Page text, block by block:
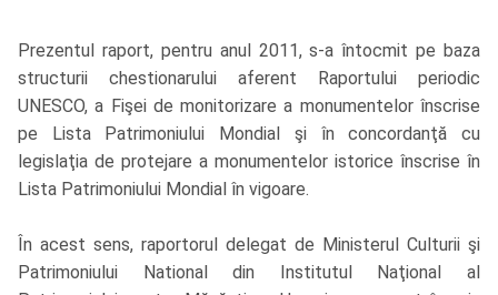
Prezentul raport, pentru anul 2011, s-a întocmit pe baza
structurii chestionarului aferent Raportului periodic
UNESCO, a Fişei de monitorizare a monumentelor înscrise
pe Lista Patrimoniului Mondial şi în concordanţă cu
legislaţia de protejare a monumentelor istorice înscrise în
Lista Patrimoniului Mondial în vigoare.
În acest sens, raportorul delegat de Ministerul Culturii şi
Patrimoniului National din Institutul Naţional al